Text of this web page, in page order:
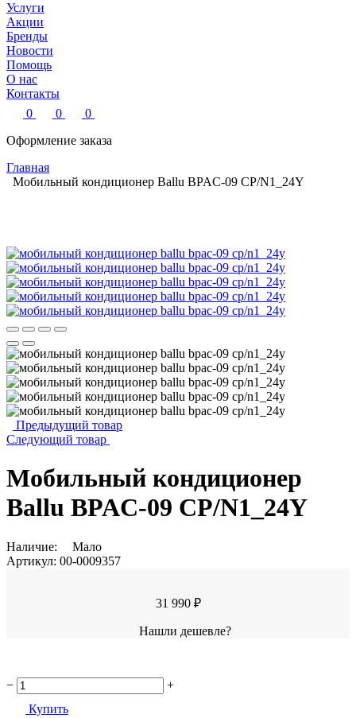
Услуги
Акции
Бренды
Новости
Помощь
О нас
Контакты
0
0
0
Оформление заказа
Главная
Мобильный кондиционер Ballu BPAC-09 CP/N1_24Y
Предыдущий товар
Следующий товар
Мобильный кондиционер
Ballu BPAC-09 CP/N1_24Y
Наличие:
Мало
Артикул: 00-0009357
31 990 ₽
Нашли дешевле?
−
+
Купить